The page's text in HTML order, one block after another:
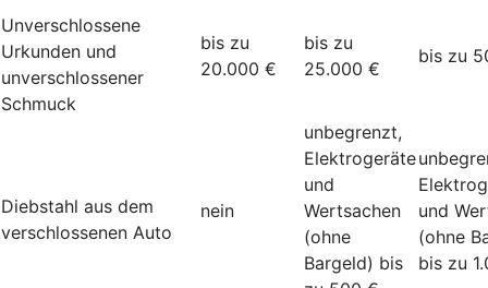
Unverschlossene
Urkunden und
unverschlossener
Schmuck
bis zu
20.000 €
bis zu
25.000 €
bis zu
Diebstahl aus dem
verschlossenen Auto
nein
unbegrenzt,
Elektrogeräte
und
Wertsachen
(ohne
Bargeld) bis
und
(ohne
bis zu